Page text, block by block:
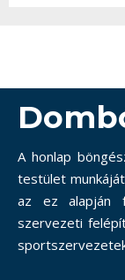
A honlap
testület
az ez alapján
szervezeti